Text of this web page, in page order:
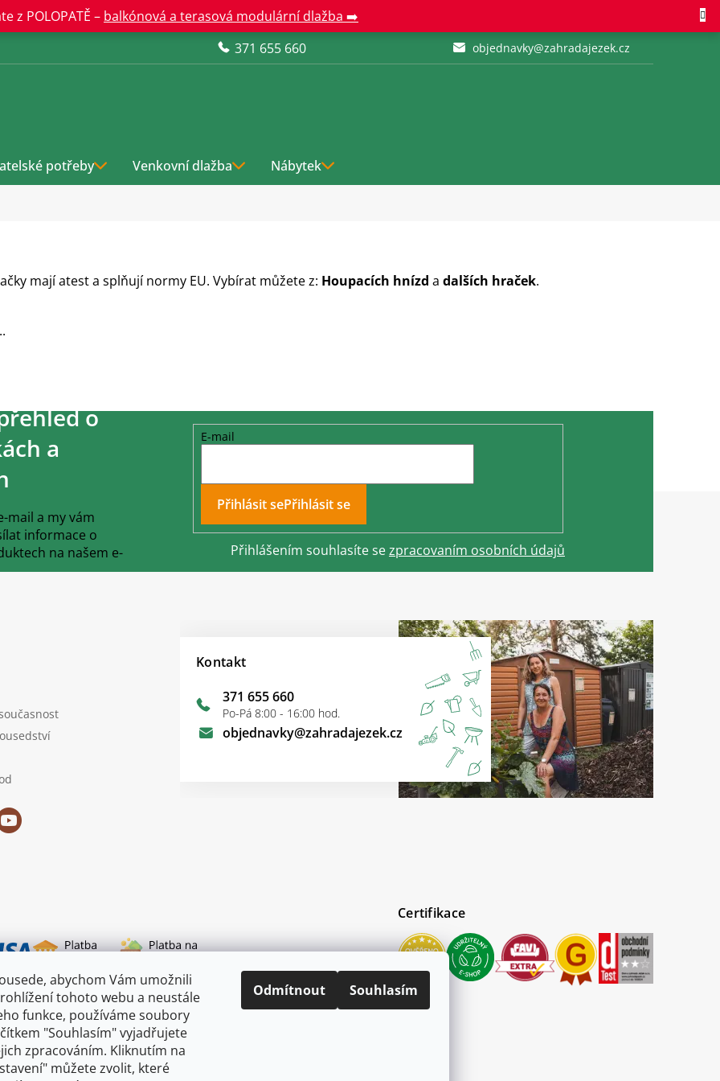
abychom Vám umožnili
tohoto webu a neustále
funkce, používáme soubory
"Souhlasím" vyjadřujete
zpracováním. Kliknutím na
můžete zvolit, které
Odmítnout Souhlasím
z POLOPATĚ – balkónová a terasová modulární dlažba ➡️
371 655 660
objednavky@zahradajezek.cz
potřeby Venkovní dlažba Nábytek
mají atest a splňují normy EU. Vybírat můžete z: Houpacích hnízd a dalších hraček.
o
a
mail a my vám
informace o
na našem e-
E-mail
Přihlásit se
Přihlášením souhlasíte sezpracovaním osobních údajů
Kontakt
objednavky@zahradajezek.cz
371 655 660
Po-Pá 8:00 - 16:00 hod.
dopravy
Certifikace